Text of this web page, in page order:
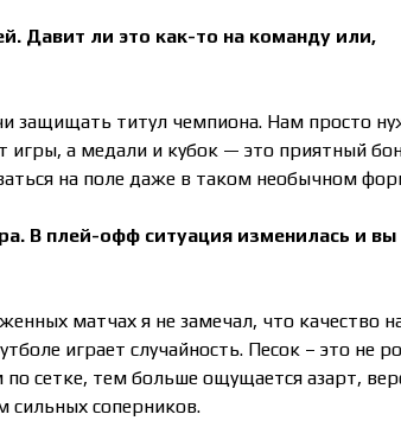
Давит ли это как-то на команду или,
защищать титул чемпиона. Нам просто
игры, а медали и кубок — это приятный
на поле даже в таком необычном
В плей-офф ситуация изменилась и вы
матчах я не замечал, что качество
играет случайность. Песок – это не
сетке, тем больше ощущается азарт,
сильных соперников.